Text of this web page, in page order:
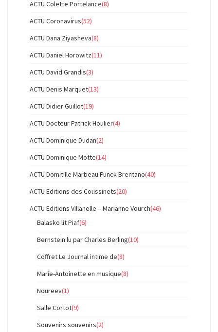
ACTU Colette Portelance(8)
ACTU Coronavirus(52)
ACTU Dana Ziyasheva(8)
ACTU Daniel Horowitz(11)
ACTU David Grandis(3)
ACTU Denis Marquet(13)
ACTU Didier Guillot(19)
ACTU Docteur Patrick Houlier(4)
ACTU Dominique Dudan(2)
ACTU Dominique Motte(14)
ACTU Domitille Marbeau Funck-Brentano(40)
ACTU Editions des Coussinets(20)
ACTU Editions Villanelle – Marianne Vourch(46)
Balasko lit Piaf(6)
Bernstein lu par Charles Berling(10)
Coffret Le Journal intime de(8)
Marie-Antoinette en musique(8)
Noureev(1)
Salle Cortot(9)
Souvenirs souvenirs(2)